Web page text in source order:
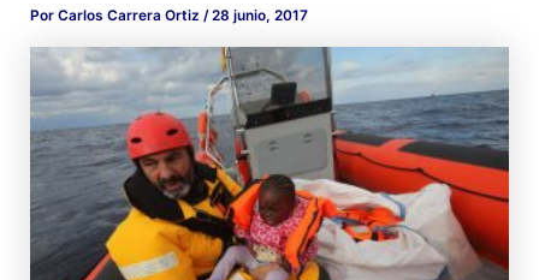
PorCarlos Carrera Ortiz/28 junio, 2017